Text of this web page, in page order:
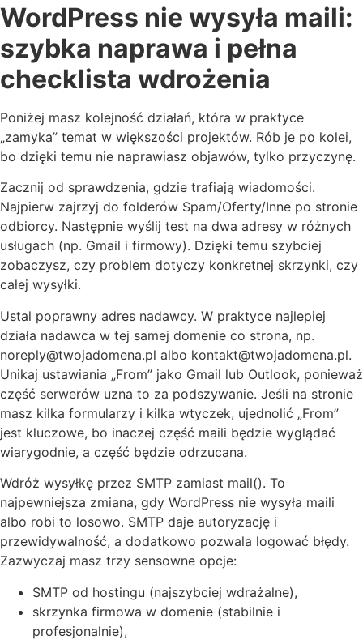
WordPress nie wysyła maili:
szybka naprawa i pełna
checklista wdrożenia
Poniżej masz kolejność działań, która w praktyce
„zamyka” temat w większości projektów. Rób je po kolei,
bo dzięki temu nie naprawiasz objawów, tylko przyczynę.
Zacznij od sprawdzenia, gdzie trafiają wiadomości.
Najpierw zajrzyj do folderów Spam/Oferty/Inne po stronie
odbiorcy. Następnie wyślij test na dwa adresy w różnych
usługach (np. Gmail i firmowy). Dzięki temu szybciej
zobaczysz, czy problem dotyczy konkretnej skrzynki, czy
całej wysyłki.
Ustal poprawny adres nadawcy. W praktyce najlepiej
działa nadawca w tej samej domenie co strona, np.
noreply@twojadomena.pl albo kontakt@twojadomena.pl.
Unikaj ustawiania „From” jako Gmail lub Outlook, ponieważ
część serwerów uzna to za podszywanie. Jeśli na stronie
masz kilka formularzy i kilka wtyczek, ujednolić „From”
jest kluczowe, bo inaczej część maili będzie wyglądać
wiarygodnie, a część będzie odrzucana.
Wdróż wysyłkę przez SMTP zamiast mail(). To
najpewniejsza zmiana, gdy WordPress nie wysyła maili
albo robi to losowo. SMTP daje autoryzację i
przewidywalność, a dodatkowo pozwala logować błędy.
Zazwyczaj masz trzy sensowne opcje:
SMTP od hostingu (najszybciej wdrażalne),
skrzynka firmowa w domenie (stabilnie i
profesjonalnie),